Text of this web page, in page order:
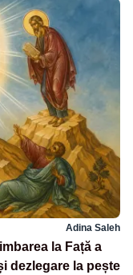
Adina Saleh
la Față a
dezlegare la pește